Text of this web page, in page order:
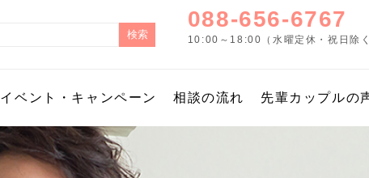
088-656-6767
10:00～18:00（水曜定休・祝日除く
イベント・キャンペーン 相談の流れ 先輩カップルの